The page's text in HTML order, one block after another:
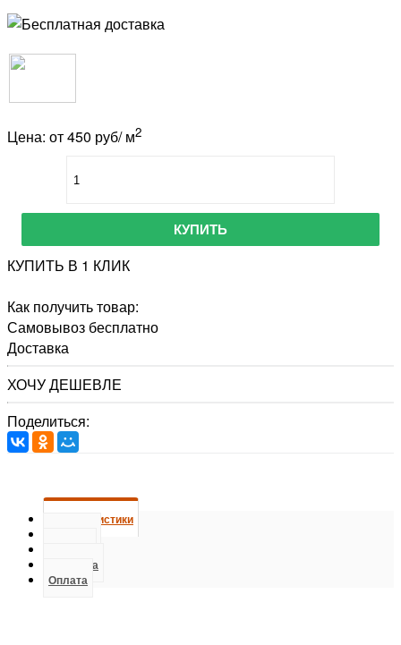
Цена: от 450 руб/ м2
КУПИТЬ
КУПИТЬ В 1 КЛИК
Как получить товар:
Самовывоз бесплатно
Доставка
ХОЧУ ДЕШЕВЛЕ
Поделиться:
Характеристики
Доставка
Оплата